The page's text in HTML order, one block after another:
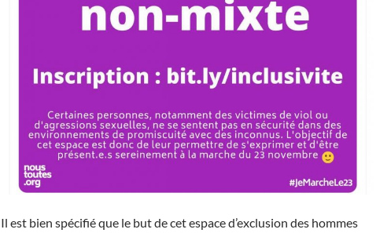
Il est bien spécifié que le but de cet espace d’exclusion des hommes